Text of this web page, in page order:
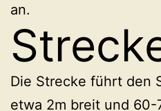
an.
Die Strecke führt den
etwa 2m breit und